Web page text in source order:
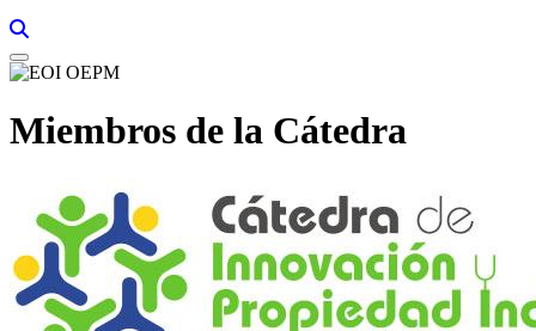
Miembros de la Cátedra